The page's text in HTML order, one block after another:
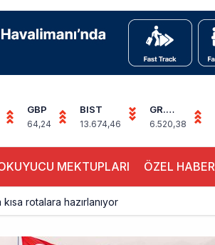
GBP
64,24
BIST
13.674,46
GR.
ALTIN
6.520,38
MEKTUPLARI ÖZEL HABER
rotalara hazırlanıyor